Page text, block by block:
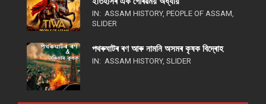
IN: ASSAM HISTORY, PEOPLE OF ASSAM
SLIDER
পথ​ৰুঘাট​ৰ ৰণ আৰু নামনি অসম​ৰ কৃষক বিদ্ৰোহ​
IN: ASSAM HISTORY, SLIDER